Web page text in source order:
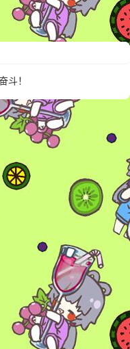
斗！
会员或者提升权
6位以上
登录